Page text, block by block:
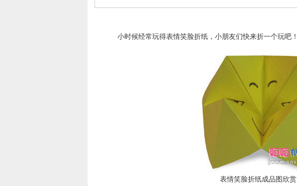
小时候经常玩得表情笑脸折纸，小朋友们快来折一个玩吧！
表情笑脸折纸成品图欣赏